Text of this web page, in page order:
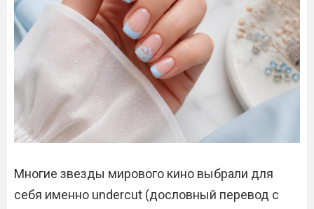
Многие звезды мирового кино выбрали для
себя именно undercut (дословный перевод с